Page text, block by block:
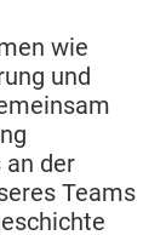
wie
und
an der
Teams